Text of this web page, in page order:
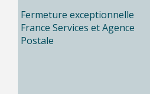
Fermeture exceptionnelle
France Services et Agence
Postale